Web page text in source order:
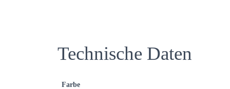
Technische Daten
Farbe